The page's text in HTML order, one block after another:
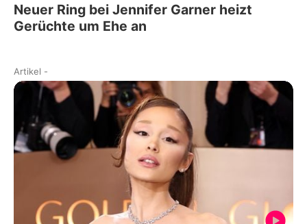
Neuer Ring bei Jennifer Garner heizt
Gerüchte um Ehe an
Artikel -